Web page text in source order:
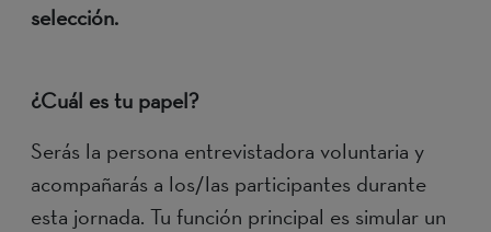
selección.
¿Cuál es tu papel?
Serás la persona entrevistadora voluntaria y
acompañarás a los/las participantes durante
esta jornada. Tu función principal es simular un